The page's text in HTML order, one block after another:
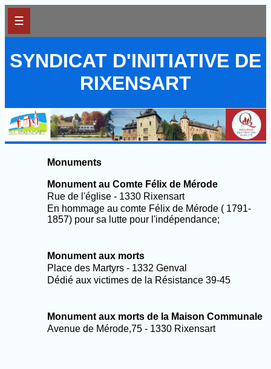
SYNDICAT D'INITIATIVE DE
RIXENSART
☰
Monuments
Monument au Comte Félix de Mérode
Rue de l'église - 1330 Rixensart
En hommage au comte Félix de Mérode ( 1791-
1857) pour sa lutte pour l'indépendance;
Monument aux morts
Place des Martyrs - 1332 Genval
Dédié aux victimes de la Résistance 39-45
Monument aux morts de la Maison Communale
Avenue de Mérode,75 - 1330 Rixensart